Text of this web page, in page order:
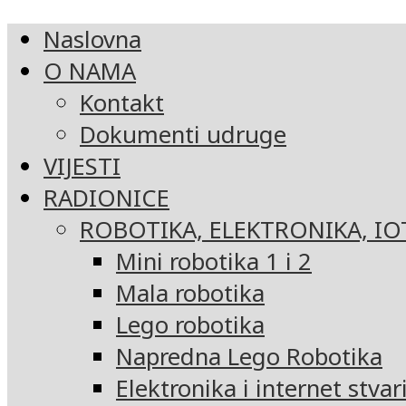
Naslovna
O NAMA
Kontakt
Dokumenti udruge
VIJESTI
RADIONICE
ROBOTIKA, ELEKTRONIKA,
Mini robotika 1 i 2
Mala robotika
Lego robotika
Napredna Lego Robotika
Elektronika i internet